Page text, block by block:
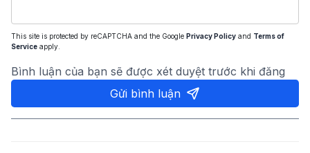
This site is protected by reCAPTCHA and the Google Privacy Policy and Terms of
Service apply.
Bình luận của bạn sẽ được xét duyệt trước khi đăng
Gửi bình luận